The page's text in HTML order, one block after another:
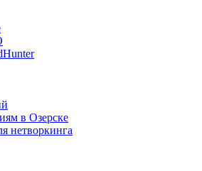
в Озерске
нетворкинга